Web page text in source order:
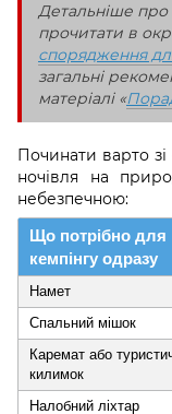
Детальніше
прочитати в
спорядження
загальні
матеріалі «
Починати варто
ночівля на
небезпечною:
Що потрібно для
кемпінгу одразу
Намет
Спальний мішок
Каремат або
килимок
Налобний ліхтар